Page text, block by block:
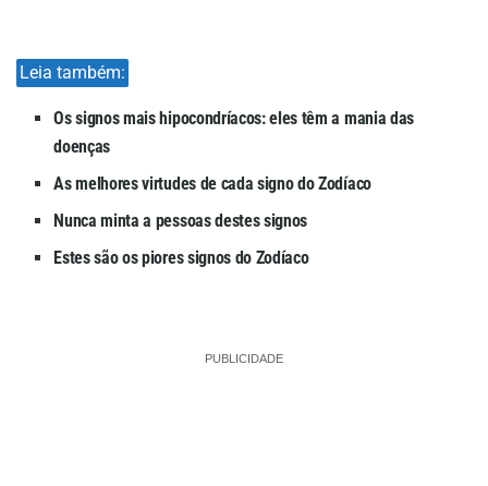
Leia também:
Os signos mais hipocondríacos: eles têm a mania das
doenças
As melhores virtudes de cada signo do Zodíaco
Nunca minta a pessoas destes signos
Estes são os piores signos do Zodíaco
PUBLICIDADE